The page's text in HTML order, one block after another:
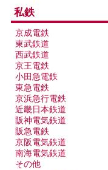
私鉄
京成電鉄
東武鉄道
西武鉄道
京王電鉄
小田急電鉄
東急電鉄
京浜急行電鉄
近畿日本鉄道
阪神電気鉄道
阪急電鉄
京阪電気鉄道
南海電気鉄道
その他